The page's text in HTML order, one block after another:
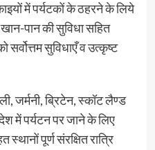
में पर्यटकों के ठहरने के लिये
पान की सुविधा सहित
सर्वोत्तम सुविधाएँ व उत्कृष्ट
जर्मनी, ब्रिटेन, स्कॉट लैण्ड
में पर्यटन पर जाने के लिए
स्थानों पूर्ण संरक्षित रात्रि